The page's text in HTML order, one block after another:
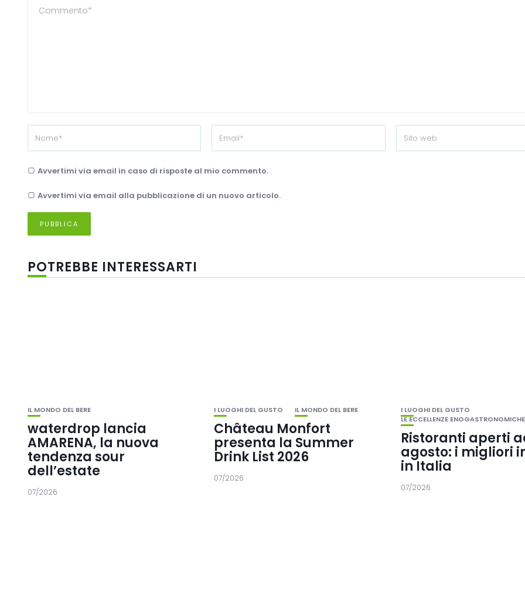
Avvertimi via email in caso di risposte al mio commento.
Avvertimi via email alla pubblicazione di un nuovo articolo.
POTREBBE INTERESSARTI
IL MONDO DEL BERE
waterdrop lancia
AMARENA, la nuova
tendenza sour
dell’estate
07/2026
I LUOGHI DEL GUSTO IL MONDO DEL BERE
Château Monfort
presenta la Summer
Drink List 2026
07/2026
I LUOGHI DEL GUSTO
LE ECCELLENZE ENOGASTRONOMICHE
Ristoranti aperti
agosto: i migliori
in Italia
07/2026